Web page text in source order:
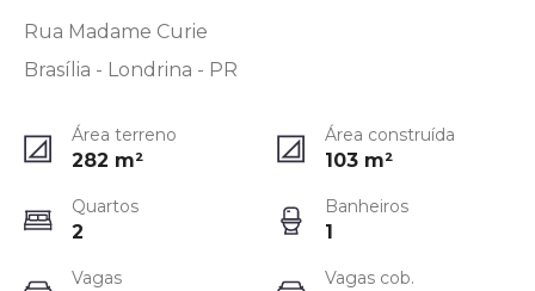
Rua Madame Curie
Brasília - Londrina - PR
Área terreno
282 m²
Área construída
103 m²
Quartos
2
Banheiros
1
Vagas Vagas cob.